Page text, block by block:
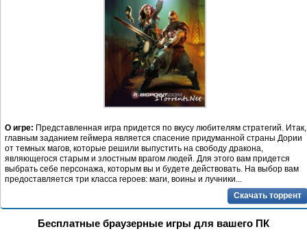
О игре: Представленная игра придется по вкусу любителям стратегий. Итак,
главным заданием геймера является спасение придуманной страны Дории
от темных магов, которые решили выпустить на свободу дракона,
являющегося старым и злостным врагом людей. Для этого вам придется
выбрать себе персонажа, которым вы и будете действовать. На выбор вам
предоставляется три класса героев: маги, воины и лучники...
Скачать торрент
Бесплатные браузерные игры для вашего ПК